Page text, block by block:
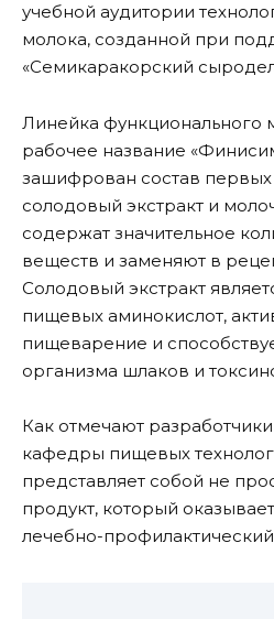
учебной аудитории
молока, созданной при
«Семикаракорский
Линейка функционального
рабочее название
зашифрован состав
солодовый экстракт и
содержат значительное
веществ и заменяют в
Солодовый экстракт
пищевых аминокислот,
пищеварение и
организма шлаков и
Как отмечают
кафедры пищевых
представляет собой не
продукт, который
лечебно-